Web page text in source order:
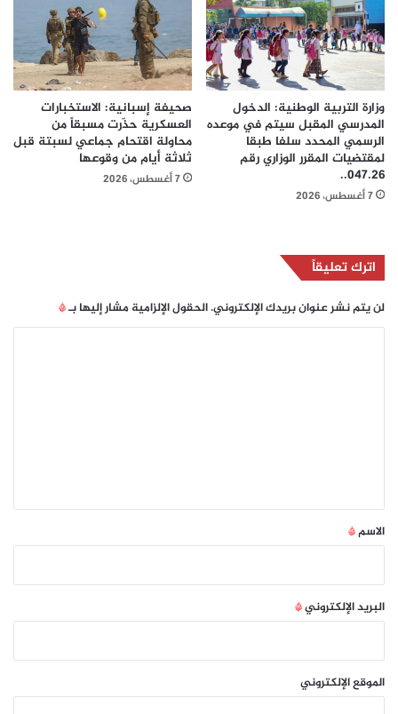
وزارة التربية الوطنية: الدخول
المدرسي المقبل سیتم في موعده
الرسمي المحدد سلفا طبقا
لمقتضیات المقرر الوزاري رقم
047.26..
7 أغسطس، 2026
صحيفة إسبانية: الاستخبارات
العسكرية حذّرت مسبقاً من
محاولة اقتحام جماعي لسبتة قبل
ثلاثة أيام من وقوعها
7 أغسطس، 2026
اترك تعليقاً
لن يتم نشر عنوان بريدك الإلكتروني.الحقول الإلزامية مشار إليها بـ*
*
الاسم*
البريد الإلكتروني*
الموقع الإلكتروني